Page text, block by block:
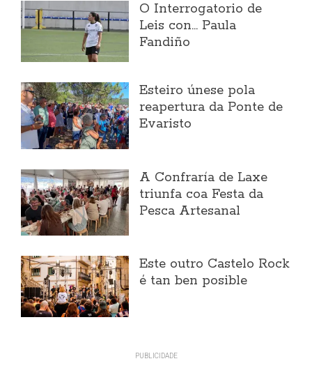
O Interrogatorio de
Leis con... Paula
Fandiño
Esteiro únese pola
reapertura da Ponte de
Evaristo
A Confraría de Laxe
triunfa coa Festa da
Pesca Artesanal
Este outro Castelo Rock
é tan ben posible